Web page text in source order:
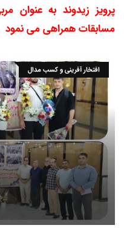
پرویز زیدوند به عنوان
مسابقات همراهی می نمود
افتخار آفرینی و کسب مدال